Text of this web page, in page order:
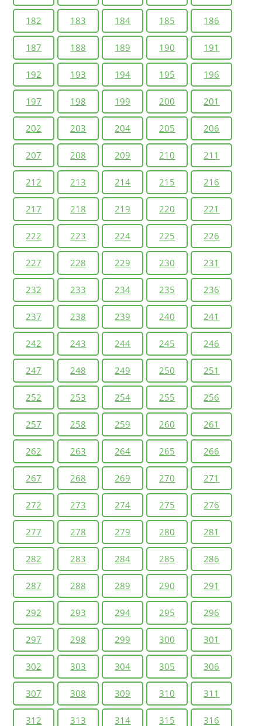
182 183 184 185 186
187 188 189 190 191
192 193 194 195 196
197 198 199 200 201
202 203 204 205 206
207 208 209 210 211
212 213 214 215 216
217 218 219 220 221
222 223 224 225 226
227 228 229 230 231
232 233 234 235 236
237 238 239 240 241
242 243 244 245 246
247 248 249 250 251
252 253 254 255 256
257 258 259 260 261
262 263 264 265 266
267 268 269 270 271
272 273 274 275 276
277 278 279 280 281
282 283 284 285 286
287 288 289 290 291
292 293 294 295 296
297 298 299 300 301
302 303 304 305 306
307 308 309 310 311
312 313 314 315 316